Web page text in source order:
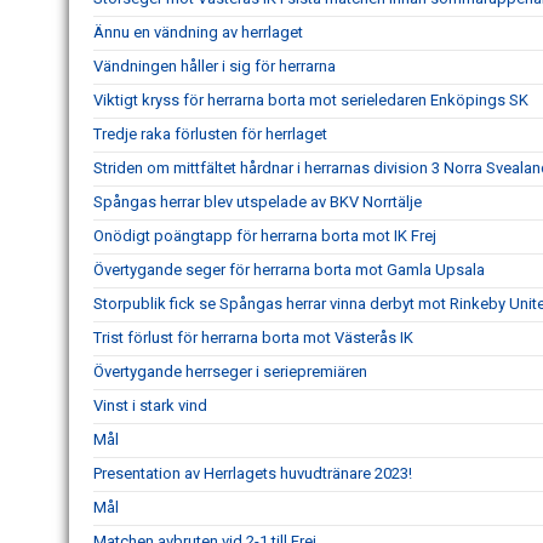
Ännu en vändning av herrlaget
Vändningen håller i sig för herrarna
Viktigt kryss för herrarna borta mot serieledaren Enköpings SK
Tredje raka förlusten för herrlaget
Striden om mittfältet hårdnar i herrarnas division 3 Norra
Spångas herrar blev utspelade av BKV Norrtälje
Onödigt poängtapp för herrarna borta mot IK Frej
Övertygande seger för herrarna borta mot Gamla Upsala
Storpublik fick se Spångas herrar vinna derbyt mot Rinkeby
Trist förlust för herrarna borta mot Västerås IK
Övertygande herrseger i seriepremiären
Vinst i stark vind
Mål
Presentation av Herrlagets huvudtränare 2023!
Mål